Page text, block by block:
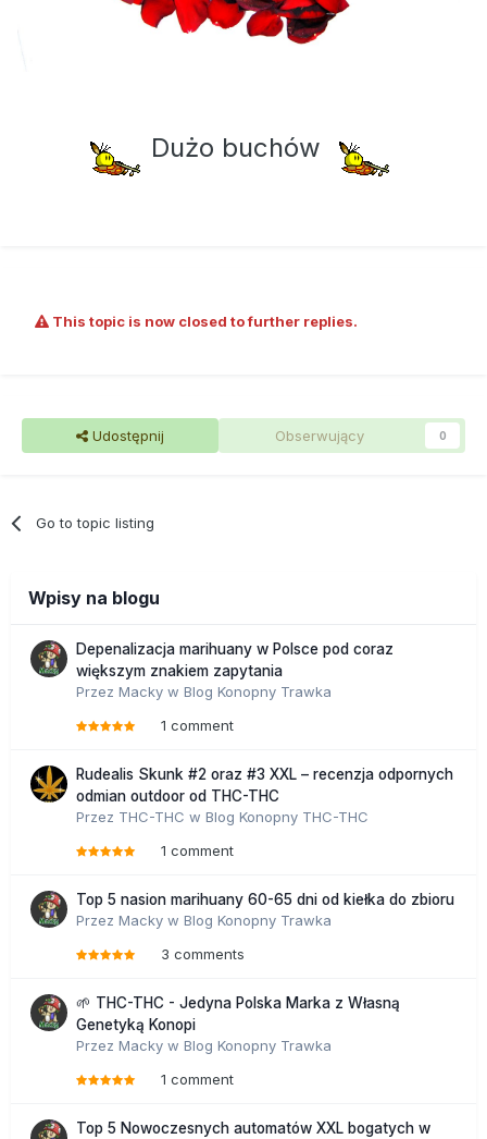
Dużo buchów
This topic is now closed to further replies.
Udostępnij Obserwujący 0
Go to topic listing
Wpisy na blogu
Depenalizacja marihuany w Polsce pod coraz
większym znakiem zapytania
Przez Macky w Blog Konopny Trawka
1 comment
Rudealis Skunk #2 oraz #3 XXL – recenzja odpornych
odmian outdoor od THC-THC
Przez THC-THC w Blog Konopny THC-THC
1 comment
Top 5 nasion marihuany 60-65 dni od kiełka do zbioru
Przez Macky w Blog Konopny Trawka
3 comments
🌱 THC-THC - Jedyna Polska Marka z Własną
Genetyką Konopi
Przez Macky w Blog Konopny Trawka
1 comment
Top 5 Nowoczesnych automatów XXL bogatych w